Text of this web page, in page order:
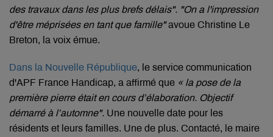
des travaux dans les plus brefs délais". "On a l'impression
d'être méprisées en tant que famille"avoue Christine Le
Breton, la voix émue.
Dans la Nouvelle République, le service communication
d'APF France Handicap, a affirmé que « la pose de la
première pierre était en cours d’élaboration. Objectif
démarré à l’automne". Une nouvelle date pour les
résidents et leurs familles. Une de plus. Contacté, le maire